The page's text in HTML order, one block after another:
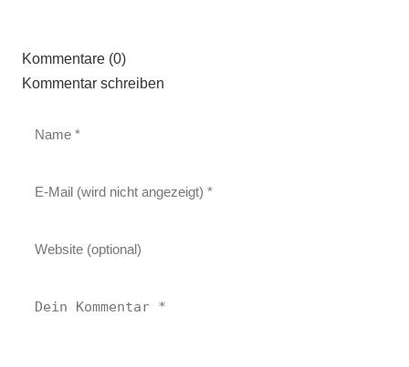
Kommentare (0)
Kommentar schreiben